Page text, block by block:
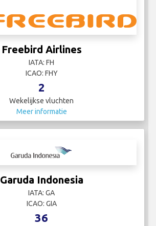
Freebird Airlines
IATA: FH
ICAO: FHY
2
Wekelijkse vluchten
Meer informatie
Garuda Indonesia
IATA: GA
ICAO: GIA
36